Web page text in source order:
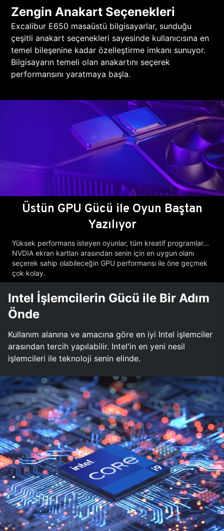
Zengin Anakart Seçenekleri
Excalibur E650 masaüstü bilgisayarlar, sunduğu
çeşitli anakart seçenekleri sayesinde kullanıcısına en
temel bileşenine kadar özelleştirme imkanı sunuyor.
Bilgisayarın temeli olan anakartını seçerek
performansını yaratmaya başla.
Üstün GPU Gücü ile Oyun Baştan
Yazılıyor
Yüksek performans isteyen oyunlar, tüm kreatif programlar...
NVDIA ekran kartları arasından senin için en uygun olanı
seçerek sahip olabileceğin GPU performansı ile öne geçmek
çok kolay.
Intel İşlemcilerin Gücü ile Bir Adım
Önde
Kullanım alanına ve amacına göre en iyi Intel işlemciler
arasından tercih yapılabilir. Intel'in en yeni nesil
işlemcileri ile teknoloji senin elinde.